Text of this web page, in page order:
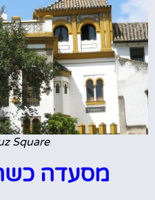
Square
מסעדה